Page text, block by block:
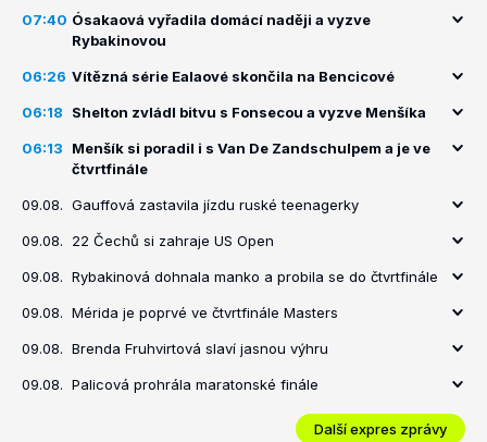
07:40 Ósakaová vyřadila domácí naději a vyzve
Rybakinovou
06:26 Vítězná série Ealaové skončila na Bencicové
06:18 Shelton zvládl bitvu s Fonsecou a vyzve Menšíka
06:13
Menšík si poradil i s Van De Zandschulpem a je ve
čtvrtfinále
09.08. Gauffová zastavila jízdu ruské teenagerky
09.08. 22 Čechů si zahraje US Open
09.08. Rybakinová dohnala manko a probila se do čtvrtfinále
09.08. Mérida je poprvé ve čtvrtfinále Masters
09.08. Brenda Fruhvirtová slaví jasnou výhru
09.08. Palicová prohrála maratonské finále
Další expres zprávy